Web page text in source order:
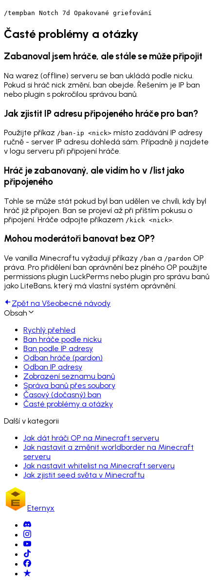
/tempban Notch 7d Opakované griefování
Časté problémy a otázky
Zabanoval jsem hráče, ale stále se může připojit
Na warez (offline) serveru se ban ukládá podle nicku.
Pokud si hráč nick změní, ban obejde. Řešením je IP ban
nebo plugin s pokročilou správou banů.
Jak zjistit IP adresu připojeného hráče pro ban?
Použijte příkaz /ban-ip <nick> místo zadávání IP adresy
ručně - server IP adresu dohledá sám. Případně ji najdete
v logu serveru při připojení hráče.
Hráč je zabanovaný, ale vidím ho v /list jako
připojeného
Tohle se může stát pokud byl ban udělen ve chvíli, kdy byl
hráč již připojen. Ban se projeví až při příštím pokusu o
připojení. Hráče odpojte příkazem /kick <nick>
Mohou moderátoři banovat bez OP?
Ve vanilla Minecraftu vyžadují příkazy /ban a /pardon OP
práva. Pro přidělení ban oprávnění bez plného OP použijte
permissions plugin LuckPerms nebo plugin pro správu banů
jako LiteBans, který má vlastní systém oprávnění.
Zpět na Všeobecné návody
Obsah
Rychlý přehled
Ban hráče podle nicku
Ban podle IP adresy
Odban hráče (pardon)
Odban IP adresy
Zobrazení seznamu banů
Správa banů přes soubory
Časový (dočasný) ban
Časté problémy a otázky
Další v kategorii
Jak dát hráči OP na Minecraft serveru
Jak nastavit a změnit worldborder na Minecraft
serveru
Jak nastavit whitelist na Minecraft serveru
Jak zjistit seed světa v Minecraftu
Eternyx